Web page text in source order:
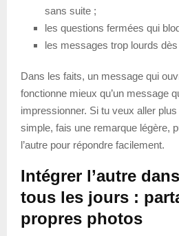
sans suite ;
les questions fermées qui
les messages trop lourds
Dans les faits, un message qui
fonctionne mieux qu’un message
impressionner. Si tu veux aller
simple, fais une remarque légère,
l’autre pour répondre facilement.
Intégrer l’autre
tous les jours :
propres photos